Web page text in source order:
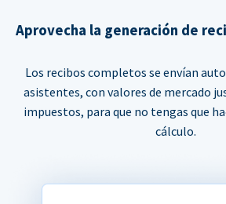
Aprovecha la generación de
Los recibos completos se envían
asistentes, con valores de mercado
impuestos, para que no tengas que
cálculo.